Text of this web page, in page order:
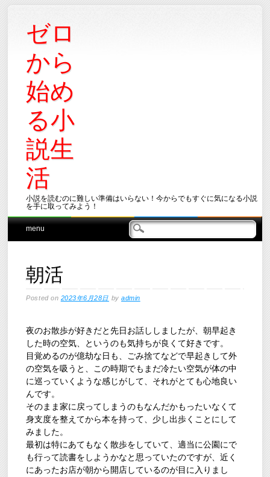
ゼロ
から
始め
る小
説生
活
小説を読むのに難しい準備はいらない！今からでもすぐに気になる小説
を手に取ってみよう！
Main menu
Skip
menu
朝活
Posted on 2023年6月28日 byadmin
夜のお散歩が好きだと先日お話ししましたが、朝早起き
した時の空気、というのも気持ちが良くて好きです。
目覚めるのが億劫な日も、ごみ捨てなどで早起きして外
の空気を吸うと、この時期でもまだ冷たい空気が体の中
に巡っていくような感じがして、それがとても心地良い
んです。
そのまま家に戻ってしまうのもなんだかもったいなくて
身支度を整えてから本を持って、少し出歩くことにして
みました。
最初は特にあてもなく散歩をしていて、適当に公園にで
も行って読書をしようかなと思っていたのですが、近く
にあったお店が朝から開店しているのが目に入りまし